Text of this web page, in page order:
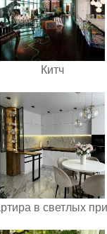
Китч
в светлых